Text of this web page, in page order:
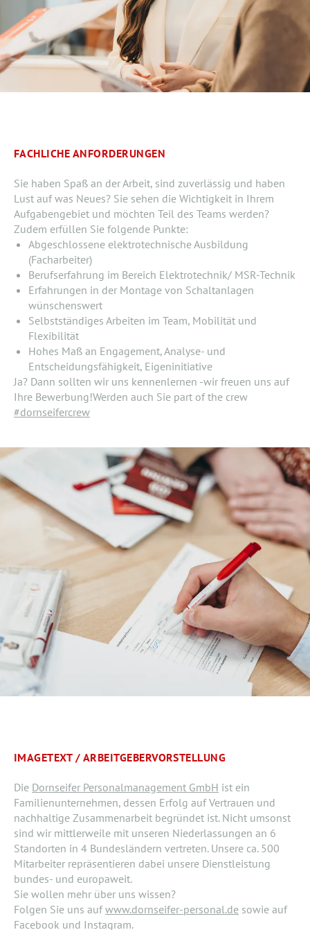
FACHLICHE ANFORDERUNGEN
Sie haben Spaß an der Arbeit, sind zuverlässig und haben
Lust auf was Neues? Sie sehen die Wichtigkeit in Ihrem
Aufgabengebiet und möchten Teil des Teams werden?
Zudem erfüllen Sie folgende Punkte:
Abgeschlossene elektrotechnische Ausbildung
(Facharbeiter)
Berufserfahrung im Bereich Elektrotechnik/ MSR-Technik
Erfahrungen in der Montage von Schaltanlagen
wünschenswert
Selbstständiges Arbeiten im Team, Mobilität und
Flexibilität
Hohes Maß an Engagement, Analyse- und
Entscheidungsfähigkeit, Eigeninitiative
Ja? Dann sollten wir uns kennenlernen -wir freuen uns auf
Ihre Bewerbung!Werden auch Sie part of the crew
#dornseifercrew
IMAGETEXT / ARBEITGEBERVORSTELLUNG
Die Dornseifer Personalmanagement GmbH ist ein
Familienunternehmen, dessen Erfolg auf Vertrauen und
nachhaltige Zusammenarbeit begründet ist. Nicht umsonst
sind wir mittlerweile mit unseren Niederlassungen an 6
Standorten in 4 Bundesländern vertreten. Unsere ca. 500
Mitarbeiter repräsentieren dabei unsere Dienstleistung
bundes- und europaweit.
Sie wollen mehr über uns wissen?
Folgen Sie uns aufwww.dornseifer-personal.de sowie auf
Facebook und Instagram.